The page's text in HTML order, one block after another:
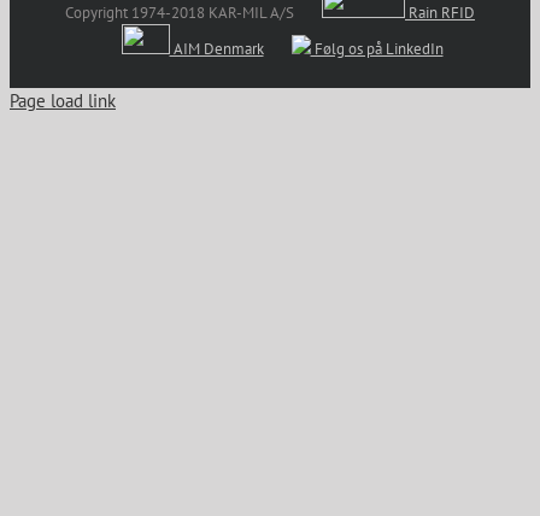
Copyright 1974-2018 KAR-MIL A/S
Rain RFID
AIM Denmark
Følg os på LinkedIn
Page load link